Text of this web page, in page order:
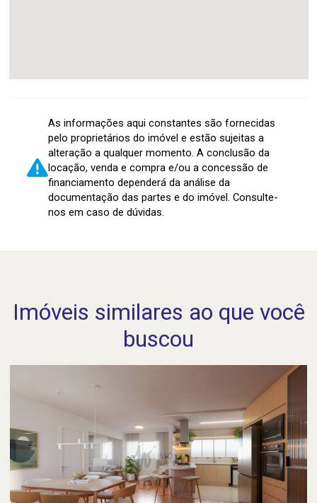
As informações aqui constantes são fornecidas
pelo proprietários do imóvel e estão sujeitas a
alteração a qualquer momento. A conclusão da
locação, venda e compra e/ou a concessão de
financiamento dependerá da análise da
documentação das partes e do imóvel. Consulte-
nos em caso de dúvidas.
Imóveis similares ao que você
buscou